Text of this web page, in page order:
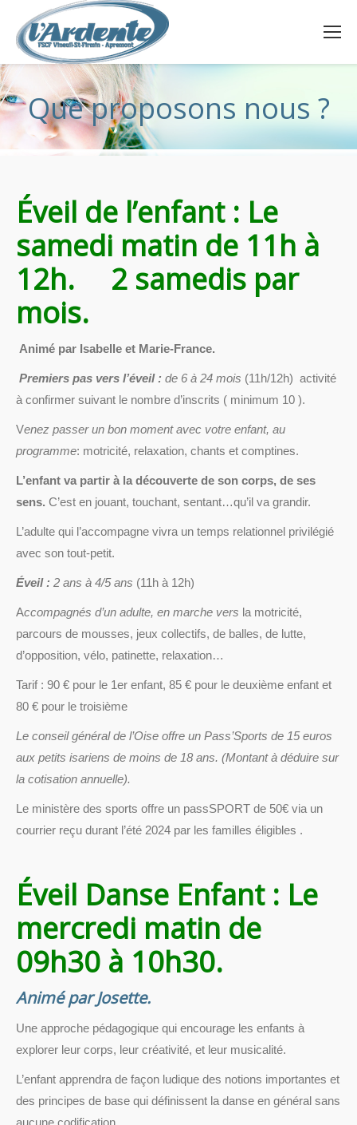
Que proposons nous ?
Éveil de l’enfant : Le
samedi matin de 11h à
12h.
2 samedis par
mois.
Animé par Isabelle et Marie-France.
Premiers pas vers l’éveil : de 6 à 24 mois (11h/12h) activité
à confirmer suivant le nombre d’inscrits ( minimum 10 ).
Venez passer un bon moment avec votre enfant, au
programme: motricité, relaxation, chants et comptines.
L’enfant va partir à la découverte de son corps, de ses
sens. C’est en jouant, touchant, sentant…qu’il va grandir.
L’adulte qui l’accompagne vivra un temps relationnel privilégié
avec son tout-petit.
Éveil : 2 ans à 4/5 ans (11h à 12h)
Accompagnés d’un adulte, en marche vers la motricité,
parcours de mousses, jeux collectifs, de balles, de lutte,
d’opposition, vélo, patinette, relaxation…
Tarif : 90 € pour le 1er enfant, 85 € pour le deuxième enfant et
80 € pour le troisième
Le conseil général de l’Oise offre un Pass’Sports de 15 euros
aux petits isariens de moins de 18 ans. (Montant à déduire sur
la cotisation annuelle).
Le ministère des sports offre un passSPORT de 50€ via un
courrier reçu durant l’été 2024 par les familles éligibles .
Éveil Danse Enfant : Le
mercredi matin de
09h30 à 10h30.
Animé par Josette.
Une approche pédagogique qui encourage les enfants à
explorer leur corps, leur créativité, et leur musicalité.
L’enfant apprendra de façon ludique des notions importantes et
des principes de base qui définissent la danse en général sans
aucune codification.